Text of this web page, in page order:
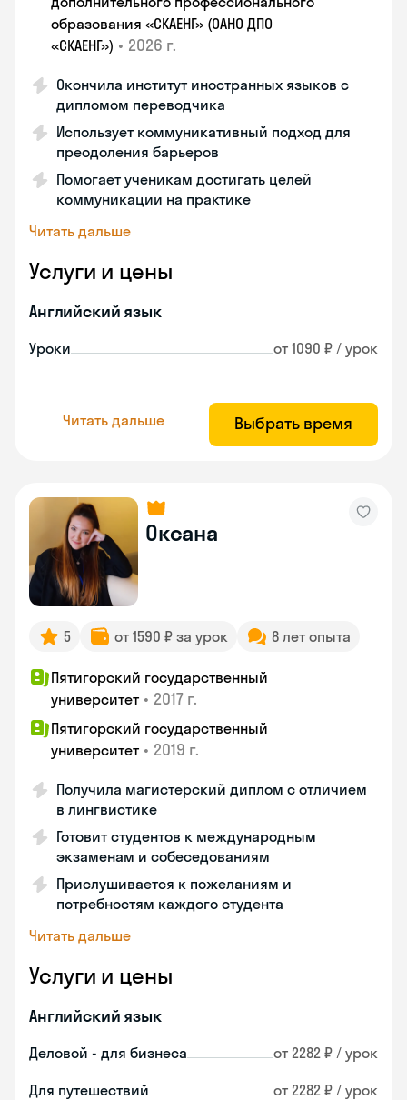
образования «СКАЕНГ» (ОАНО ДПО
«СКАЕНГ») • 2026 г.
Окончила институт иностранных языков с
дипломом переводчика
Использует коммуникативный подход для
преодоления барьеров
Помогает ученикам достигать целей
коммуникации на практике
Читать дальше
Услуги и цены
Английский язык
Уроки от 1090 ₽ / урок
Читать дальше Выбрать время
Оксана
5 от 1590 ₽ за урок 8 лет опыта
Пятигорский государственный
университет • 2017 г.
Пятигорский государственный
университет • 2019 г.
Получила магистерский диплом с отличием
в лингвистике
Готовит студентов к международным
экзаменам и собеседованиям
Прислушивается к пожеланиям и
потребностям каждого студента
Читать дальше
Услуги и цены
Английский язык
Деловой - для бизнеса от 2282 ₽ / урок
Для путешествий от 2282 ₽ / урок